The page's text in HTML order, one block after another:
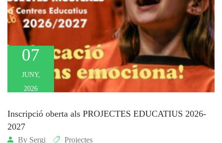
07
JUNY,
2026
Inscripció oberta als PROJECTES EDUCATIUS 2026-
2027
By Sergi Projectes